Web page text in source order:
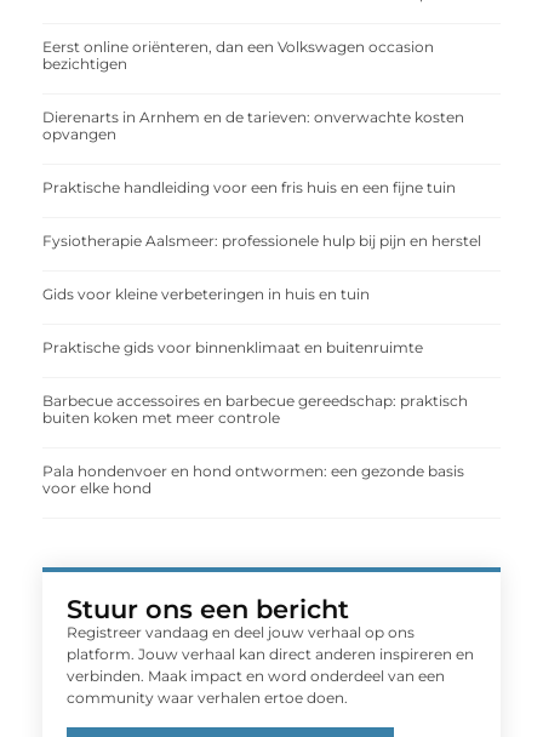
Eerst online oriënteren, dan een Volkswagen occasion
bezichtigen
Dierenarts in Arnhem en de tarieven: onverwachte kosten
opvangen
Praktische handleiding voor een fris huis en een fijne tuin
Fysiotherapie Aalsmeer: professionele hulp bij pijn en herstel
Gids voor kleine verbeteringen in huis en tuin
Praktische gids voor binnenklimaat en buitenruimte
Barbecue accessoires en barbecue gereedschap: praktisch
buiten koken met meer controle
Pala hondenvoer en hond ontwormen: een gezonde basis
voor elke hond
Stuur ons een bericht
Registreer vandaag en deel jouw verhaal op ons
platform. Jouw verhaal kan direct anderen inspireren en
verbinden. Maak impact en word onderdeel van een
community waar verhalen ertoe doen.